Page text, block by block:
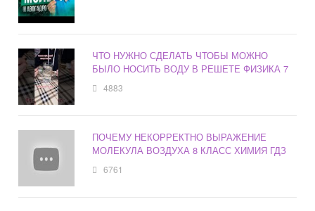
ЧТО НУЖНО СДЕЛАТЬ ЧТОБЫ МОЖНО
БЫЛО НОСИТЬ ВОДУ В РЕШЕТЕ ФИЗИКА 7
4883
ПОЧЕМУ НЕКОРРЕКТНО ВЫРАЖЕНИЕ
МОЛЕКУЛА ВОЗДУХА 8 КЛАСС ХИМИЯ ГДЗ
6761